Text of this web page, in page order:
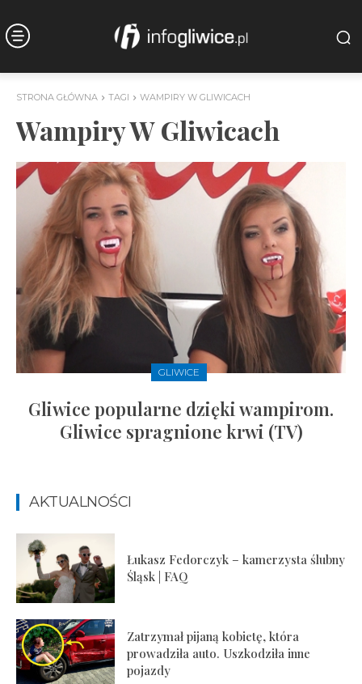
STRONA GŁÓWNA TAGI WAMPIRY W GLIWICACH
Wampiry W Gliwicach
GLIWICE
Gliwice popularne dzięki wampirom.
Gliwice spragnione krwi (TV)
AKTUALNOŚCI
Łukasz Fedorczyk – kamerzysta ślubny
Śląsk | FAQ
Zatrzymał pijaną kobietę, która
prowadziła auto. Uszkodziła inne
pojazdy